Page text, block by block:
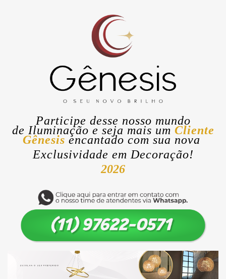
Participe desse nosso mundo
de Iluminação e seja mais um Cliente
Gênesis encantado com sua nova
Exclusividade em Decoração!
2026